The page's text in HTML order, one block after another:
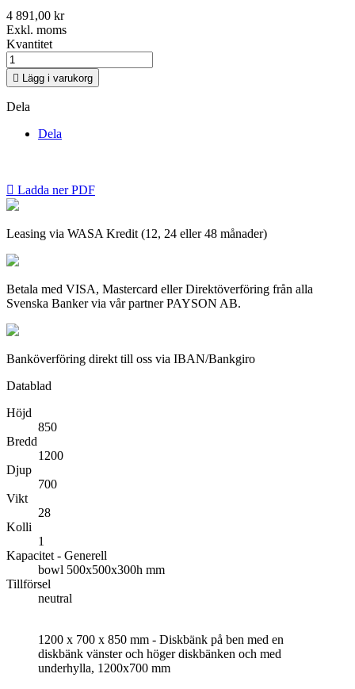
4 891,00 kr
Exkl. moms
Kvantitet
 Lägg i varukorg
Dela
Dela
 Ladda ner PDF
Leasing via WASA Kredit (12, 24 eller 48 månader)
Betala med VISA, Mastercard eller Direktöverföring från alla
Svenska Banker via vår partner PAYSON AB.
Banköverföring direkt till oss via IBAN/Bankgiro
Datablad
Höjd
850
Bredd
1200
Djup
700
Vikt
28
Kolli
1
Kapacitet - Generell
bowl 500x500x300h mm
Tillförsel
neutral
1200 x 700 x 850 mm - Diskbänk på ben med en
diskbänk vänster och höger diskbänken och med
underhylla, 1200x700 mm